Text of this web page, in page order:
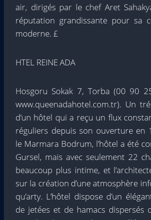
air, dirigés par le chef Aret
réputation grandissante pour sa
moderne. £
HTEL REINE ADA
Hosgoru Sokak 7, Torba (00 90
www.queenadahotel.com.tr). Un
d’un hôtel qui a reçu un flux
réguliers depuis son ouverture en
le Marmara Bodrum, l’hôtel a été
Gursel, mais avec seulement 22
beaucoup plus intime, et
sur la création d’une atmosphère
qu’arty. L’hôtel dispose d’un
de jetées et de hamacs dispersés